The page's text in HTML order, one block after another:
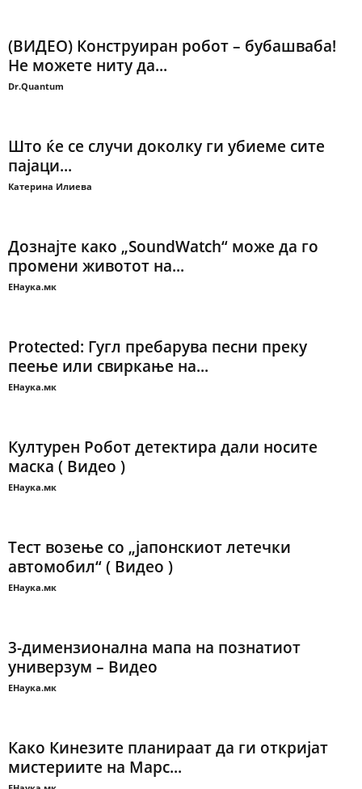
(ВИДЕО) Конструиран робот – бубашваба!
Не можете ниту да...
Dr.Quantum
Што ќе се случи доколку ги убиеме сите
пајаци...
Катерина Илиева
Дознајте како „SoundWatch“ може да го
промени животот на...
ЕНаука.мк
Protected: Гугл пребарува песни преку
пеење или свиркање на...
ЕНаука.мк
Културен Робот детектира дали носите
маска ( Видео )
ЕНаука.мк
Тест возење со „јапонскиот летечки
автомобил“ ( Видео )
ЕНаука.мк
3-димензионална мапа на познатиот
универзум – Видео
ЕНаука.мк
Како Кинезите планираат да ги откријат
мистериите на Марс...